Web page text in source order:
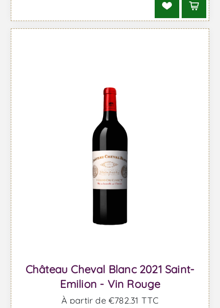
Château Cheval Blanc 2021 Saint-
Emilion - Vin Rouge
À partir de €782,31 TTC